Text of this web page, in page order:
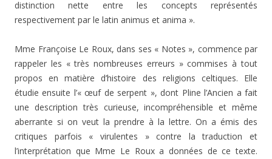
distinction nette entre les concepts représentés
respectivement par le latin animus et anima ».
Mme Françoise Le Roux, dans ses « Notes », commence par
rappeler les « très nombreuses erreurs » commises à tout
propos en matière d’histoire des religions celtiques. Elle
étudie ensuite l’« œuf de serpent », dont Pline l’Ancien a fait
une description très curieuse, incompréhensible et même
aberrante si on veut la prendre à la lettre. On a émis des
critiques parfois « virulentes » contre la traduction et
l’interprétation que Mme Le Roux a données de ce texte.